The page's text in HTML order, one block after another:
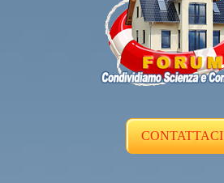
CONTATTACI